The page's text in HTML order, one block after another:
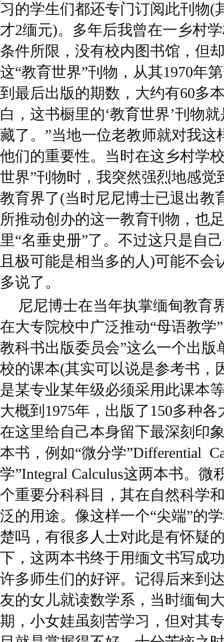
习的学生们都还专门订阅此刊物(
才2缅元)。多年后我曾在一乡村
条件所限，没有校内图书馆，但
这“教育世界”刊物，从其1970年
到最后出版的期数，大约有60多
白，这书橱里的‘教育世界’刊物
藏了。”当地一位老教师就对我这
他们的重要性。当时在这乡村学
世界”刊物时，我突然强烈地感觉
教育界了(当时尼尼博士已退出教
所推动创办的这一教育刊物，也
里“名垂史册”了。不过这只是自
且极可能是相当多的人)可能不会
多说了。
尼尼博士在当年执掌缅甸教育
在大专院校中广泛推动“母语教学
教科书出版委员会”这么一个出版
校的课本(其实可以说是参考书，
是某专业某年级必须采用此课本
大概到1975年，出版了150多种
在这里给自己本身留下最深刻印
本书，例如“微分学”Differential
学”Integral Calculus这两本书。
个重要分科科目，其在自然科学
泛的用途。像这样一个“尖端”的
楚吗，有很多人士对此是有怀疑
下，这两本书终于用缅文书写成
许多师生们的好评。记得后来到
友的女儿就读数学系，当时缅甸
期，小女娃虽刻苦学习，但对其